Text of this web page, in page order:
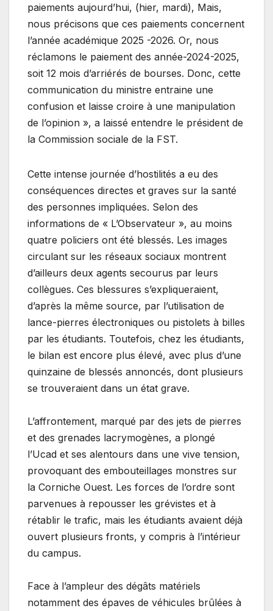
paiements aujourd’hui, (hier, mardi), Mais,
nous précisons que ces paiements concernent
l’année académique 2025 -2026. Or, nous
réclamons le paiement des année-2024-2025,
soit 12 mois d’arriérés de bourses. Donc, cette
communication du ministre entraine une
confusion et laisse croire à une manipulation
de l’opinion », a laissé entendre le président de
la Commission sociale de la FST.
Cette intense journée d’hostilités a eu des
conséquences directes et graves sur la santé
des personnes impliquées. Selon des
informations de « L’Observateur », au moins
quatre policiers ont été blessés. Les images
circulant sur les réseaux sociaux montrent
d’ailleurs deux agents secourus par leurs
collègues. Ces blessures s’expliqueraient,
d’après la même source, par l’utilisation de
lance-pierres électroniques ou pistolets à billes
par les étudiants. Toutefois, chez les étudiants,
le bilan est encore plus élevé, avec plus d’une
quinzaine de blessés annoncés, dont plusieurs
se trouveraient dans un état grave.
L’affrontement, marqué par des jets de pierres
et des grenades lacrymogènes, a plongé
l’Ucad et ses alentours dans une vive tension,
provoquant des embouteillages monstres sur
la Corniche Ouest. Les forces de l’ordre sont
parvenues à repousser les grévistes et à
rétablir le trafic, mais les étudiants avaient déjà
ouvert plusieurs fronts, y compris à l’intérieur
du campus.
Face à l’ampleur des dégâts matériels
notamment des épaves de véhicules brûlées à